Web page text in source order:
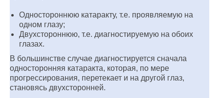
Одностороннюю катаракту, т.е. проявляемую на
одном глазу;
Двухстороннюю, т.е. диагностируемую на обоих
глазах.
В большинстве случае диагностируется сначала
односторонняя катаракта, которая, по мере
прогрессирования, перетекает и на другой глаз,
становясь двухсторонней.